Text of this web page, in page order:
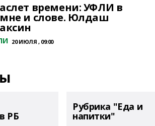
времени: УФЛИ в
и слове. Юлдаш
20 ИЮЛЯ , 09:00
РБ
Рубрика "Еда и
напитки"